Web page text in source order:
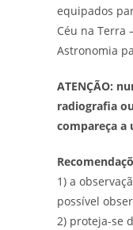
equipados
Céu na Terra
Astronomia
ATENÇÃO:
radiografia
compareça a
1) a
possível
2) proteja-se